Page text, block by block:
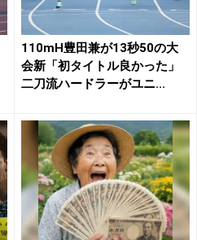
110mH豊田兼が13秒50の大
会新「初タイトル良かった」
二刀流ハードラーがユニ...